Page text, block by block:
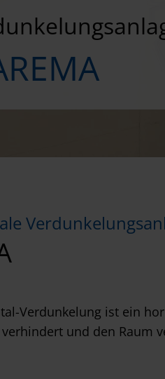
Verdunkelung ist ein
und den Raum